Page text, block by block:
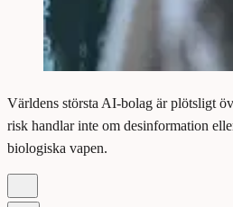
Världens största AI-bolag är plötsligt
risk handlar inte om desinformation
biologiska vapen.